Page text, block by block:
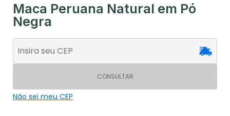
Maca Peruana Natural em Pó
Negra
CONSULTAR
Não sei meu CEP